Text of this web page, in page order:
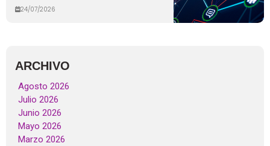
24/07/2026
ARCHIVO
Agosto 2026
Julio 2026
Junio 2026
Mayo 2026
Marzo 2026